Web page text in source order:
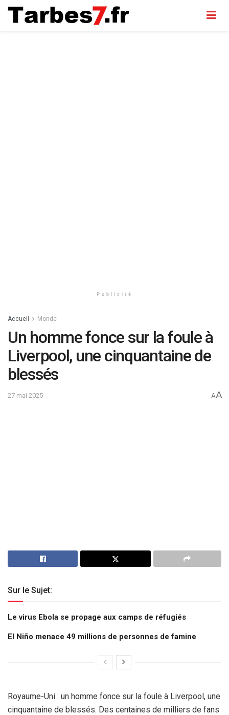
Publicité
Accueil Monde
Un homme fonce sur la foule à
Liverpool, une cinquantaine de
blessés
27 mai 2025 AA
Sur le Sujet:
Le virus Ebola se propage aux camps de réfugiés
El Niño menace 49 millions de personnes de famine
Royaume-Uni : un homme fonce sur la foule à Liverpool, une
cinquantaine de blessés. Des centaines de milliers de fans